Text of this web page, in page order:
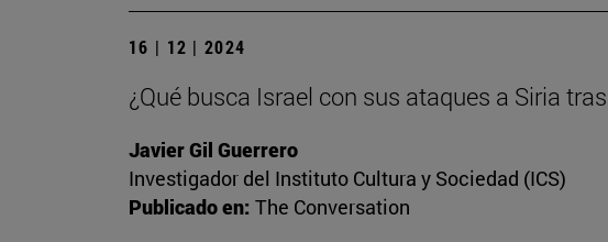
16 | 12 | 2024
¿Qué busca Israel con sus ataques a Siria
Javier Gil Guerrero
Investigador del Instituto Cultura y Sociedad (ICS)
Publicado en: The Conversation